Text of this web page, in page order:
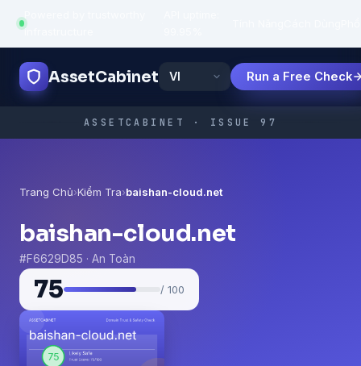
infrastructure
AssetCabinet Run a Free Check
ASSETCABINET · ISSUE 97
Trang Chủ›Kiểm Tra›baishan-cloud.net
baishan-cloud.net
#F6629D85 · An Toàn
75 / 100